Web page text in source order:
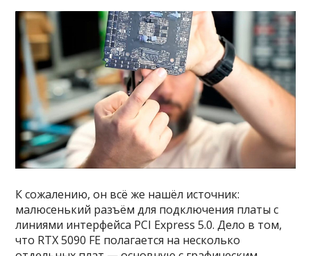
К сожалению, он всё же нашёл источник:
малюсенький разъём для подключения платы с
линиями интерфейса PCI Express 5.0. Дело в том,
что RTX 5090 FE полагается на несколько